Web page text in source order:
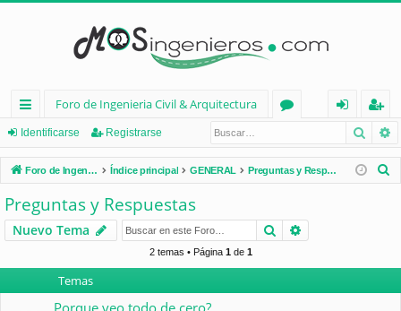
nl
ac
es
rá
pi
d
os
Foro de Ingenieria Civil & Arquitectura
os
nt
ifi
e
eg
ist
ra
Identificarse Registrarse
Foro de Ingenieria Civil & Arquitectura Índice principal GENERAL Preguntas y Respuestas
r
Preguntas y Respuestas
Nuevo Tema Buscar
2 temas • Página 1de 1
Temas
Porque veo todo de cero?